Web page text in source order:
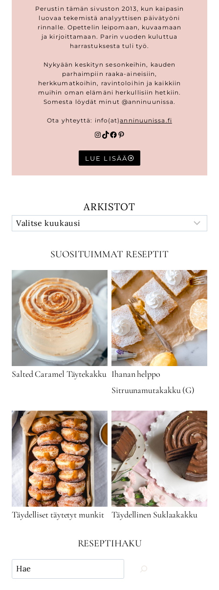
Perustin tämän sivuston 2013, kun kaipasin
luovaa tekemistä analyyttisen päivätyöni
rinnalle. Opettelin leipomaan, kuvaamaan
ja kirjoittamaan. Parin vuoden kuluttua
harrastuksesta tuli työ.
Nykyään keskityn sesonkeihin, kauden
parhaimpiin raaka-aineisiin,
herkkumatkoihin, ravintoloihin ja kaikkiin
muihin oman elämäni herkullisiin hetkiin.
Somesta löydät minut @anninuunissa.
Ota yhteyttä: info(at)anninuunissa.fi
Instagram
TikTok
Facebook
Pinterest
LUE LISÄÄ
ARKISTOT
SUOSITUIMMAT RESEPTIT
Salted Caramel Täytekakku Ihanan helppo
Sitruunamutakakku (G)
Täydelliset täytetyt munkit Täydellinen Suklaakakku
RESEPTIHAKU
Käytä
hakua